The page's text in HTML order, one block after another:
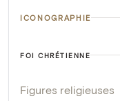
ICONOGRAPHIE
FOI CHRÉTIENNE
Figures religieuses